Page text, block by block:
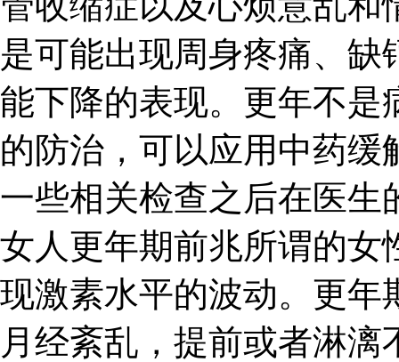
是可能出现周身疼痛、
能下降的表现。更年不是
的防治，可以应用中药
一些相关检查之后在医生
女人更年期前兆所谓的女
现激素水平的波动。更年
月经紊乱，提前或者淋